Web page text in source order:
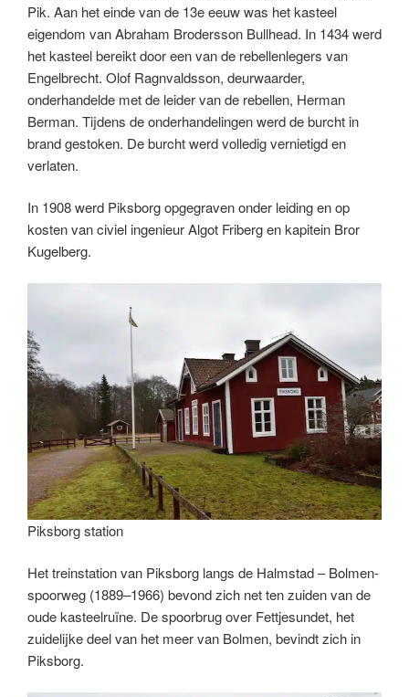
Pik. Aan het einde van de 13e eeuw was het kasteel
eigendom van Abraham Brodersson Bullhead. In 1434 werd
het kasteel bereikt door een van de rebellenlegers van
Engelbrecht. Olof Ragnvaldsson, deurwaarder,
onderhandelde met de leider van de rebellen, Herman
Berman. Tijdens de onderhandelingen werd de burcht in
brand gestoken. De burcht werd volledig vernietigd en
verlaten.
In 1908 werd Piksborg opgegraven onder leiding en op
kosten van civiel ingenieur Algot Friberg en kapitein Bror
Kugelberg.
Piksborg station
Het treinstation van Piksborg langs de Halmstad – Bolmen-
spoorweg (1889–1966) bevond zich net ten zuiden van de
oude kasteelruïne. De spoorbrug over Fettjesundet, het
zuidelijke deel van het meer van Bolmen, bevindt zich in
Piksborg.